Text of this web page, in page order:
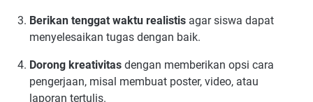
Berikan tenggat waktu realistis agar siswa dapat
menyelesaikan tugas dengan baik.
Dorong kreativitas dengan memberikan opsi cara
pengerjaan, misal membuat poster, video, atau
laporan tertulis.